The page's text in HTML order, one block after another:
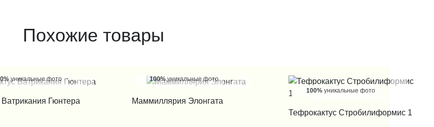
Похожие товары
уникальные фото
Ватрикания Гюнтера
100%уникальные фото
Маммиллярия Элонгата
100% уникальные фото
КУПИТЬ В 1 КЛИК
Тефрокактус Стробилиформис 1